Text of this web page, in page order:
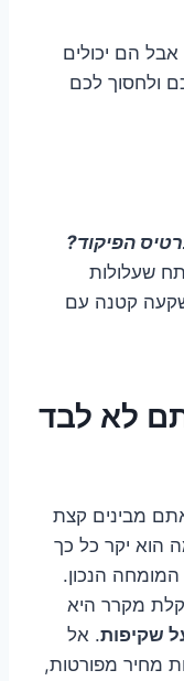
אבל הם יכולים
ולחסוך לכם
הפיקוד?
שעלולות
קטנה עם
לא לבד
מבינים קצת
הוא יקר כל כך
הנכון.
מקרר היא
שקיפות. אל
מחיר מפורטות,